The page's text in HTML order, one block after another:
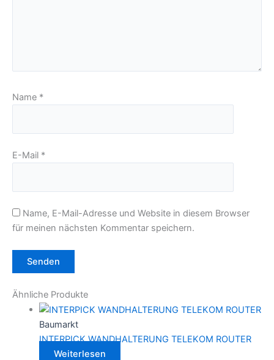
Name *
E-Mail *
Name, E-Mail-Adresse und Website in diesem Browser
für meinen nächsten Kommentar speichern.
Ähnliche Produkte
Baumarkt
INTERPICK WANDHALTERUNG TELEKOM ROUTER
Weiterlesen